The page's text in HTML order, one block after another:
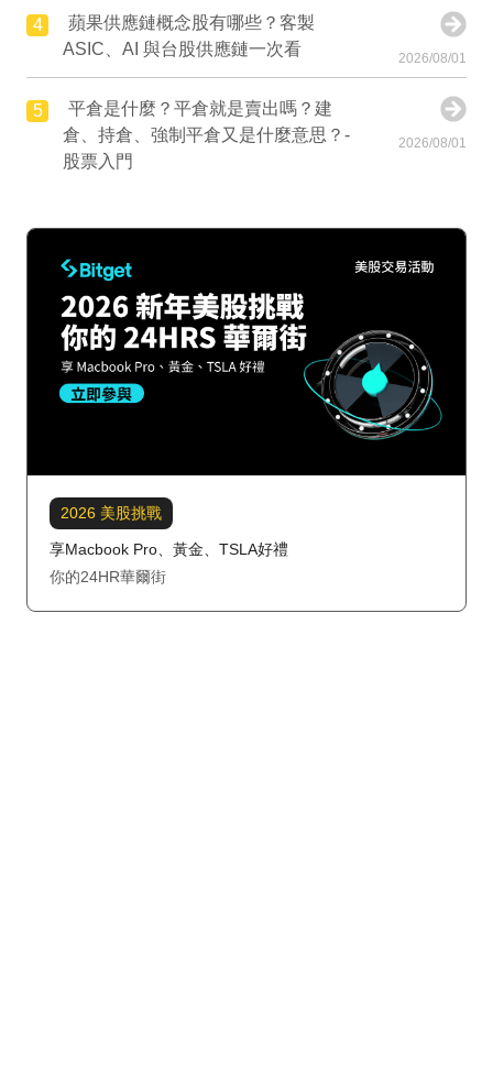
4
蘋果供應鏈概念股有哪些？客製
ASIC、AI 與台股供應鏈一次看
2026/08/01
5
平倉是什麼？平倉就是賣出嗎？建
倉、持倉、強制平倉又是什麼意思？-
股票入門
2026/08/01
2026 美股挑戰
享Macbook Pro、黃金、TSLA好禮
你的24HR華爾街